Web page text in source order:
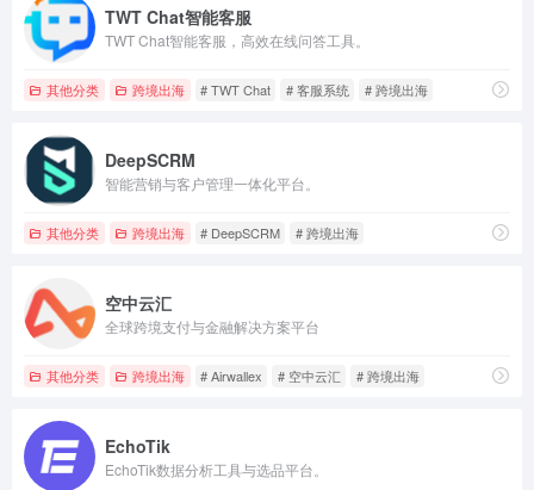
TWT Chat智能客服
TWT Chat智能客服，高效在线问答工具。
其他分类 跨境出海 # TWT Chat # 客服系统 # 跨境出海
DeepSCRM
智能营销与客户管理一体化平台。
其他分类 跨境出海 # DeepSCRM # 跨境出海
空中云汇
全球跨境支付与金融解决方案平台
其他分类 跨境出海 # Airwallex # 空中云汇 # 跨境出海
EchoTik
EchoTik数据分析工具与选品平台。